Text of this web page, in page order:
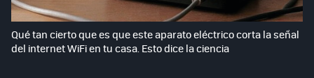
Qué tan cierto que es que este aparato eléctrico corta la señal
del internet WiFi en tu casa. Esto dice la ciencia